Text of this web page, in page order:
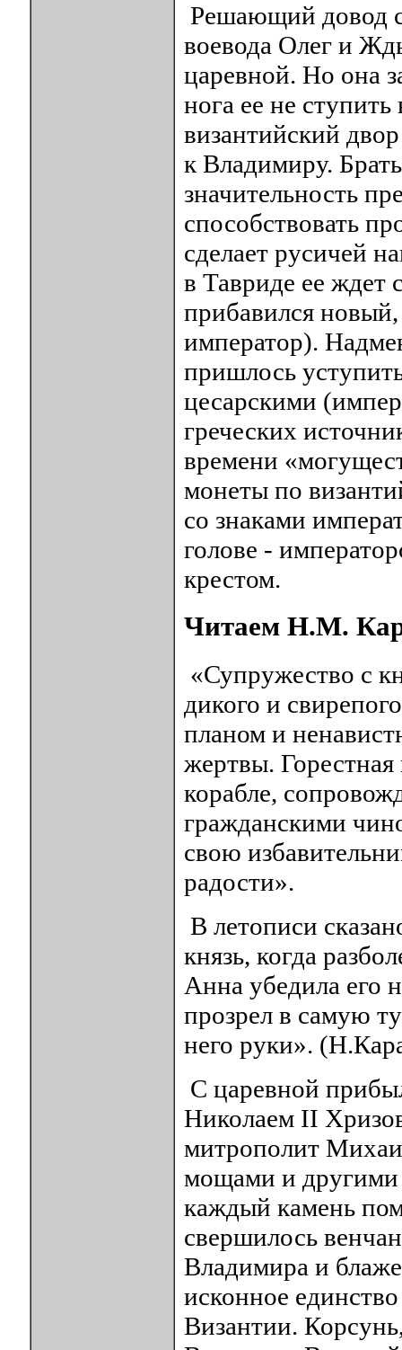
Решающий довод
воевода Олег и
царевной. Но она
нога ее не
византийский
к Владимиру.
значительность
способствовать
сделает русичей
в Тавриде ее ждет
прибавился
император).
пришлось
цесарскими
греческих
времени
монеты по
со знаками
голове -
крестом.
Читаем Н.М.
«Супружество с
дикого и
планом и
жертвы.
корабле,
гражданскими
свою
радости».
В летописи
князь, когда
Анна убедила его
прозрел в самую
него руки».
С царевной
Николаем II
митрополит
мощами и другими
каждый камень
свершилось
Владимира и
исконное
Византии.